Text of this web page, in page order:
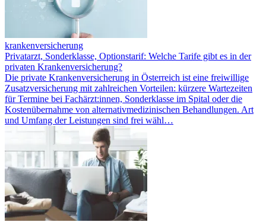
krankenversicherung
Privatarzt, Sonderklasse, Optionstarif: Welche Tarife gibt es in der
privaten Krankenversicherung?
Die private Krankenversicherung in Österreich ist eine freiwillige
Zusatzversicherung mit zahlreichen Vorteilen: kürzere Wartezeiten
für Termine bei Fachärzt:innen, Sonderklasse im Spital oder die
Kostenübernahme von alternativmedizinischen Behandlungen. Art
und Umfang der Leistungen sind frei wähl…